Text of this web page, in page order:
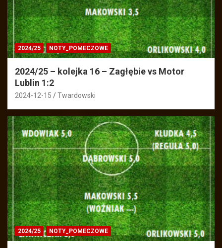
2024/25 NOTY_POMECZOWE
2024/25 – kolejka 16 – Zagłębie vs Motor
Lublin 1:2
2024-12-15 Twardowski
2024/25 NOTY_POMECZOWE